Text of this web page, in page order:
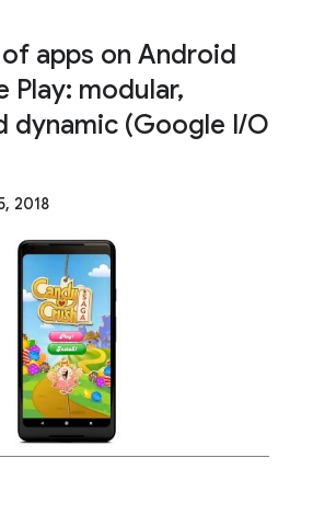
apps on Android
Play: modular,
dynamic (Google I/O
2018